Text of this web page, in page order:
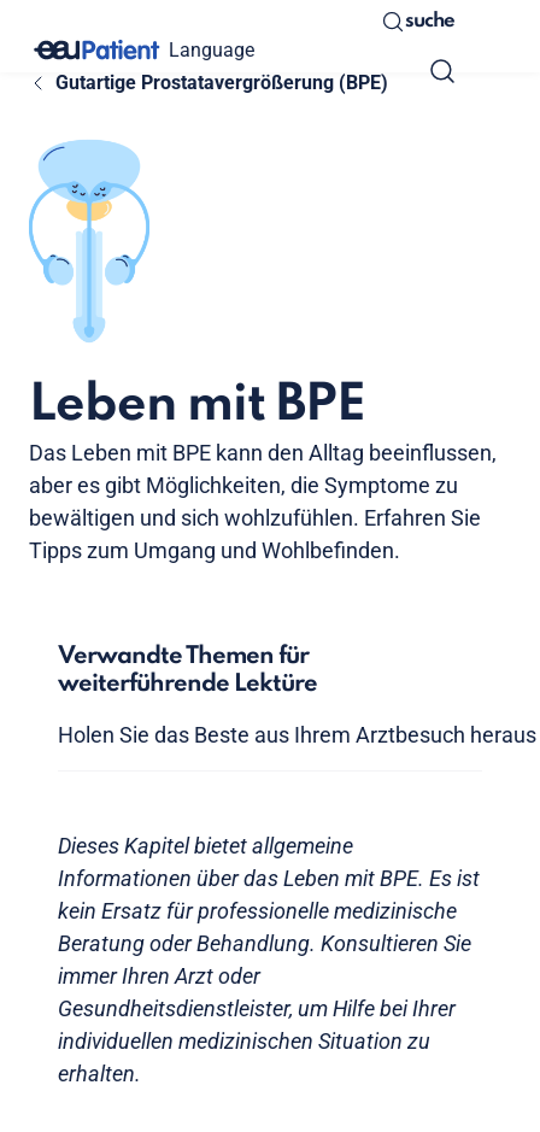
Language
suche
Gutartige Prostatavergrößerung (BPE)
Leben mit BPE
Das Leben mit BPE kann den Alltag beeinflussen,
aber es gibt Möglichkeiten, die Symptome zu
bewältigen und sich wohlzufühlen. Erfahren Sie
Tipps zum Umgang und Wohlbefinden.
Verwandte Themen für
weiterführende Lektüre
Holen Sie das Beste aus Ihrem Arztbesuch heraus
Dieses Kapitel bietet allgemeine
Informationen über das Leben mit BPE. Es ist
kein Ersatz für professionelle medizinische
Beratung oder Behandlung. Konsultieren Sie
immer Ihren Arzt oder
Gesundheitsdienstleister, um Hilfe bei Ihrer
individuellen medizinischen Situation zu
erhalten.